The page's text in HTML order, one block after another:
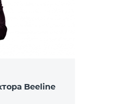
Beeline